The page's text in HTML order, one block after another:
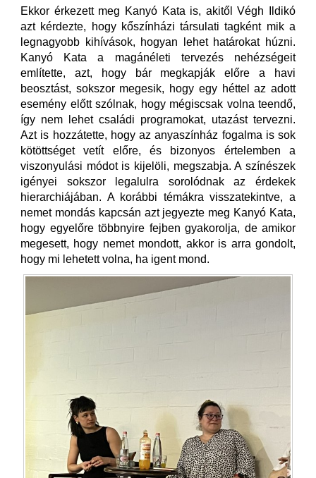
Ekkor érkezett meg Kanyó Kata is, akitől Végh Ildikó
azt kérdezte, hogy kőszínházi társulati tagként mik a
legnagyobb kihívások, hogyan lehet határokat húzni.
Kanyó Kata a magánéleti tervezés nehézségeit
említette, azt, hogy bár megkapják előre a havi
beosztást, sokszor megesik, hogy egy héttel az adott
esemény előtt szólnak, hogy mégiscsak volna teendő,
így nem lehet családi programokat, utazást tervezni.
Azt is hozzátette, hogy az anyaszínház fogalma is sok
kötöttséget vetít előre, és bizonyos értelemben a
viszonyulási módot is kijelöli, megszabja. A színészek
igényei sokszor legalulra sorolódnak az érdekek
hierarchiájában. A korábbi témákra visszatekintve, a
nemet mondás kapcsán azt jegyezte meg Kanyó Kata,
hogy egyelőre többnyire fejben gyakorolja, de amikor
megesett, hogy nemet mondott, akkor is arra gondolt,
hogy mi lehetett volna, ha igent mond.